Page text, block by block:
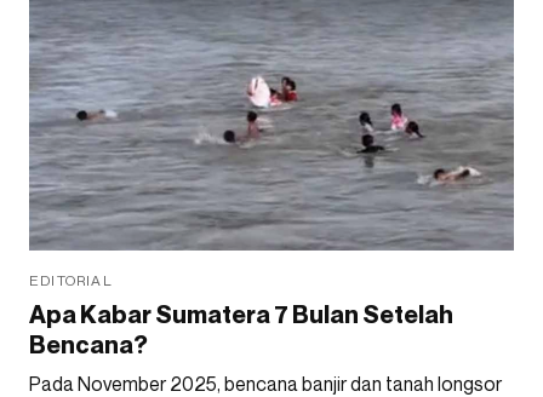
EDITORIAL
Apa Kabar Sumatera 7 Bulan Setelah
Bencana?
Pada November 2025, bencana banjir dan tanah longsor